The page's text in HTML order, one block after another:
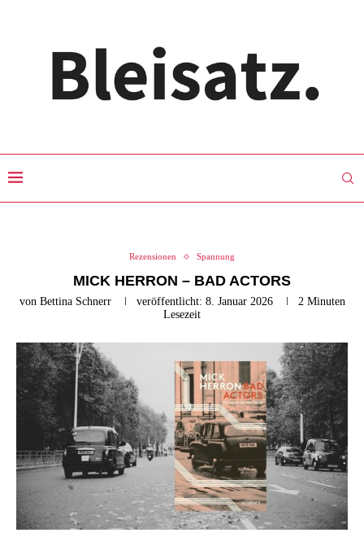
Rezensionen Spannung
MICK HERRON – BAD ACTORS
von Bettina Schnerr veröffentlicht: 8. Januar 2026
2 Minuten
Lesezeit